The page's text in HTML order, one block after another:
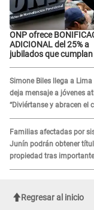
ONP ofrece
ADICIONAL del 25% a
jubilados que
Simone Biles llega a
deja mensaje a jóvenes
“Diviértanse y abracen el
Familias afectadas por
Junín podrán obtener
propiedad tras
de Cofopri
Regresar al inicio